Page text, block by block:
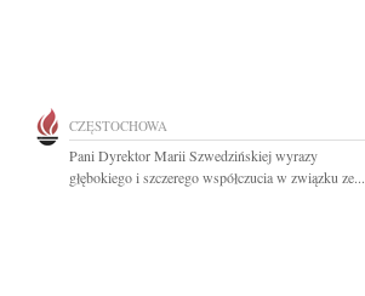
CZĘSTOCHOWA
Pani Dyrektor Marii Szwedzińskiej wyrazy
głębokiego i szczerego współczucia w związku ze...